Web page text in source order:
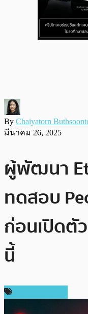
By Chaiyatorn
มีนาคม 26, 2025
ผู้พัฒนา
ทดสอบ
ก่อนเปิดตั
นี้